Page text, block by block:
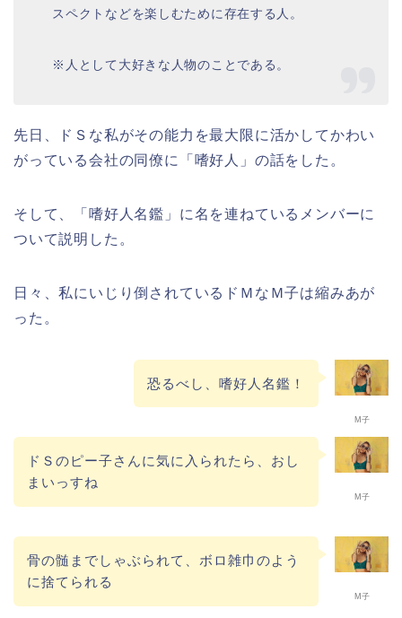
スペクトなどを楽しむために存在する人。
※人として大好きな人物のことである。
先日、ドＳな私がその能力を最大限に活かしてかわい
がっている会社の同僚に「嗜好人」の話をした。
そして、「嗜好人名鑑」に名を連ねているメンバーに
ついて説明した。
日々、私にいじり倒されているドＭなＭ子は縮みあが
った。
M子
恐るべし、嗜好人名鑑！
M子
ドＳのピー子さんに気に入られたら、おし
まいっすね
M子
骨の髄までしゃぶられて、ボロ雑巾のよう
に捨てられる